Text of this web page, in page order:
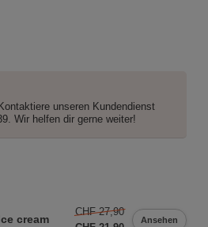
unseren Kundendienst
Wir helfen dir gerne weiter!
cream
CHF 27,90
Ansehen